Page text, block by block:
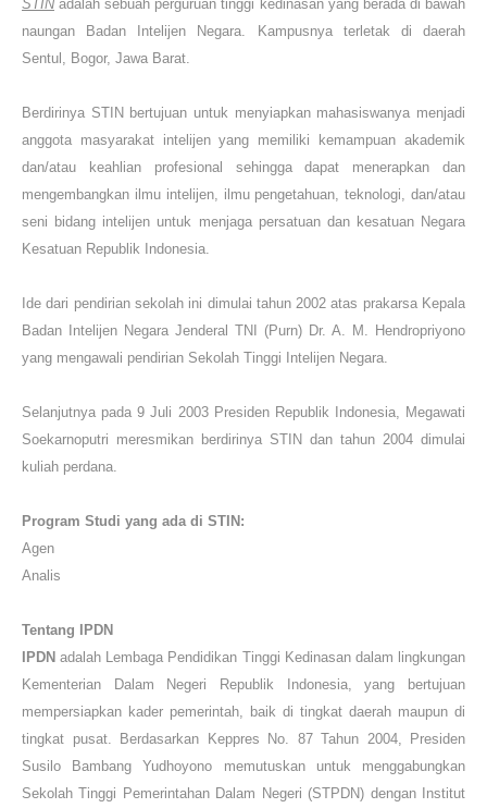
STINadalah sebuah perguruan tinggi kedinasan yang berada di bawah
naungan Badan Intelijen Negara. Kampusnya terletak di daerah
Sentul, Bogor, Jawa Barat.
Berdirinya STIN bertujuan untuk menyiapkan mahasiswanya menjadi
anggota masyarakat intelijen yang memiliki kemampuan akademik
dan/atau keahlian profesional sehingga dapat menerapkan dan
mengembangkan ilmu intelijen, ilmu pengetahuan, teknologi, dan/atau
seni bidang intelijen untuk menjaga persatuan dan kesatuan Negara
Kesatuan Republik Indonesia.
Ide dari pendirian sekolah ini dimulai tahun 2002 atas prakarsa Kepala
Badan Intelijen Negara Jenderal TNI (Purn) Dr. A. M. Hendropriyono
yang mengawali pendirian Sekolah Tinggi Intelijen Negara.
Selanjutnya pada 9 Juli 2003 Presiden Republik Indonesia, Megawati
Soekarnoputri meresmikan berdirinya STIN dan tahun 2004 dimulai
kuliah perdana.
Program Studi yang ada di STIN:
Agen
Analis
Tentang
IPDN
IPDN adalah Lembaga Pendidikan Tinggi Kedinasan dalam lingkungan
Kementerian Dalam Negeri Republik Indonesia, yang bertujuan
mempersiapkan kader pemerintah, baik di tingkat daerah maupun di
tingkat pusat. Berdasarkan Keppres No. 87 Tahun 2004, Presiden
Susilo Bambang Yudhoyono memutuskan untuk menggabungkan
Sekolah Tinggi Pemerintahan Dalam Negeri (STPDN) dengan Institut